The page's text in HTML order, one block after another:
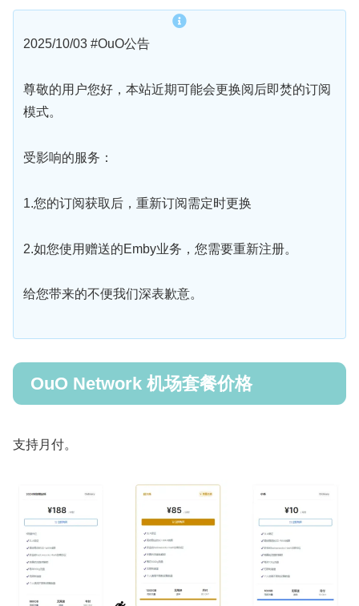
2025/10/03 #OuO公告
尊敬的用户您好，本站近期可能会更换阅后即焚的订阅
模式。
受影响的服务：
1.您的订阅获取后，重新订阅需定时更换
2.如您使用赠送的Emby业务，您需要重新注册。
给您带来的不便我们深表歉意。
OuO Network 机场套餐价格
支持月付。